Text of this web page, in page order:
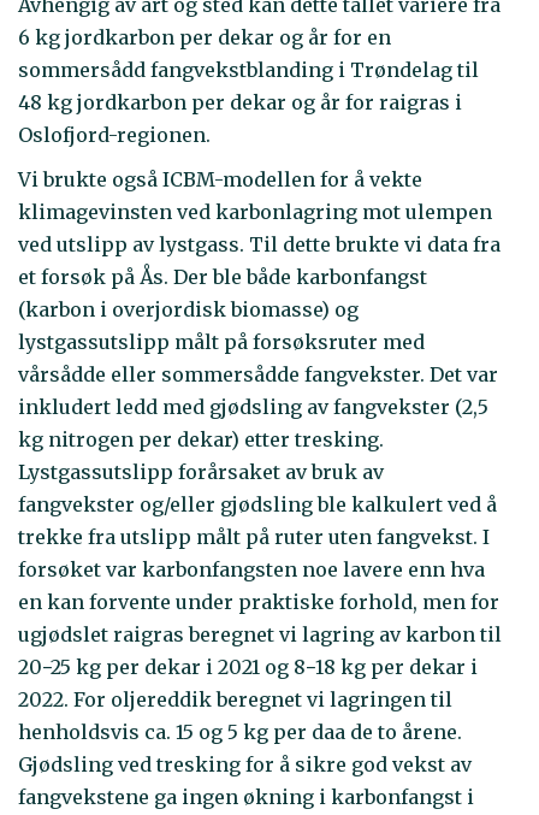
Avhengig av art og sted kan dette tallet variere fra
6 kg jordkarbon per dekar og år for en
sommersådd fangvekstblanding i Trøndelag til
48 kg jordkarbon per dekar og år for raigras i
Oslofjord-regionen.
Vi brukte også ICBM-modellen for å vekte
klimagevinsten ved karbonlagring mot ulempen
ved utslipp av lystgass. Til dette brukte vi data fra
et forsøk på Ås. Der ble både karbonfangst
(karbon i overjordisk biomasse) og
lystgassutslipp målt på forsøksruter med
vårsådde eller sommersådde fangvekster. Det var
inkludert ledd med gjødsling av fangvekster (2,5
kg nitrogen per dekar) etter tresking.
Lystgassutslipp forårsaket av bruk av
fangvekster og/eller gjødsling ble kalkulert ved å
trekke fra utslipp målt på ruter uten fangvekst. I
forsøket var karbonfangsten noe lavere enn hva
en kan forvente under praktiske forhold, men for
ugjødslet raigras beregnet vi lagring av karbon til
20−25 kg per dekar i 2021 og 8−18 kg per dekar i
2022. For oljereddik beregnet vi lagringen til
henholdsvis ca. 15 og 5 kg per daa de to årene.
Gjødsling ved tresking for å sikre god vekst av
fangvekstene ga ingen økning i karbonfangst i